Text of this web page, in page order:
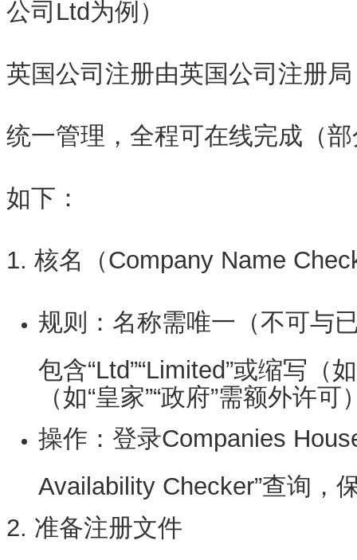
公司Ltd为例）
英国公司注册由英国公司注册
统一管理，全程可在线完成（
如下：
1. 核名（Company Name
规则 ：名称需唯一（不可与
包含“Ltd”“Limited”或缩写（
（如“皇家”“政府”需额外许可
操作 ：登录Companies
Availability Checker”查询，
2. 准备注册文件